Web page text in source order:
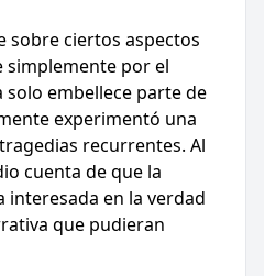
sobre ciertos aspectos
simplemente por el
solo embellece parte de
experimentó una
recurrentes. Al
cuenta de que la
interesada en la verdad
que pudieran